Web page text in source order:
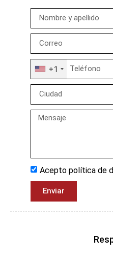
+1
Acepto política de
Enviar